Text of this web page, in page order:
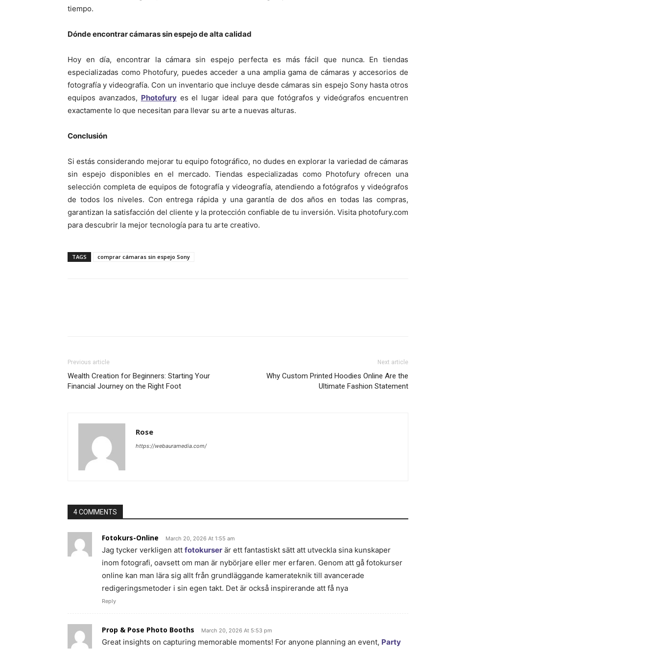
tiempo.
Dónde encontrar cámaras sin espejo de alta calidad
Hoy en día, encontrar la cámara sin espejo perfecta es más fácil que nunca. En tiendas
especializadas como Photofury, puedes acceder a una amplia gama de cámaras y accesorios de
fotografía y videografía. Con un inventario que incluye desde cámaras sin espejo Sony hasta otros
equipos avanzados, Photofuryes el lugar ideal para que fotógrafos y videógrafos encuentren
exactamente lo que necesitan para llevar su arte a nuevas alturas.
Conclusión
Si estás considerando mejorar tu equipo fotográfico, no dudes en explorar la variedad de cámaras
sin espejo disponibles en el mercado. Tiendas especializadas como Photofury ofrecen una
selección completa de equipos de fotografía y videografía, atendiendo a fotógrafos y videógrafos
de todos los niveles. Con entrega rápida y una garantía de dos años en todas las compras,
garantizan la satisfacción del cliente y la protección confiable de tu inversión. Visita photofury.com
para descubrir la mejor tecnología para tu arte creativo.
TAGS comprar cámaras sin espejo Sony
Previous article
Wealth Creation for Beginners: Starting Your
Financial Journey on the Right Foot
Next article
Why Custom Printed Hoodies Online Are the
Ultimate Fashion Statement
Rose
https://webauramedia.com/
4 COMMENTS
Fotokurs-Online March 20, 2026 At 1:55 am
Jag tycker verkligen att fotokurser är ett fantastiskt sätt att utveckla sina kunskaper
inom fotografi, oavsett om man är nybörjare eller mer erfaren. Genom att gå fotokurser
online kan man lära sig allt från grundläggande kamerateknik till avancerade
redigeringsmetoder i sin egen takt. Det är också inspirerande att få nya
Reply
Prop & Pose Photo Booths March 20, 2026 At 5:53 pm
Great insights on capturing memorable moments! For anyone planning an event, Party